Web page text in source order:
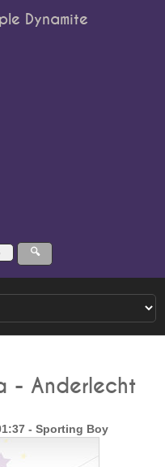
Dynamite
- Anderlecht
- Sporting Boy